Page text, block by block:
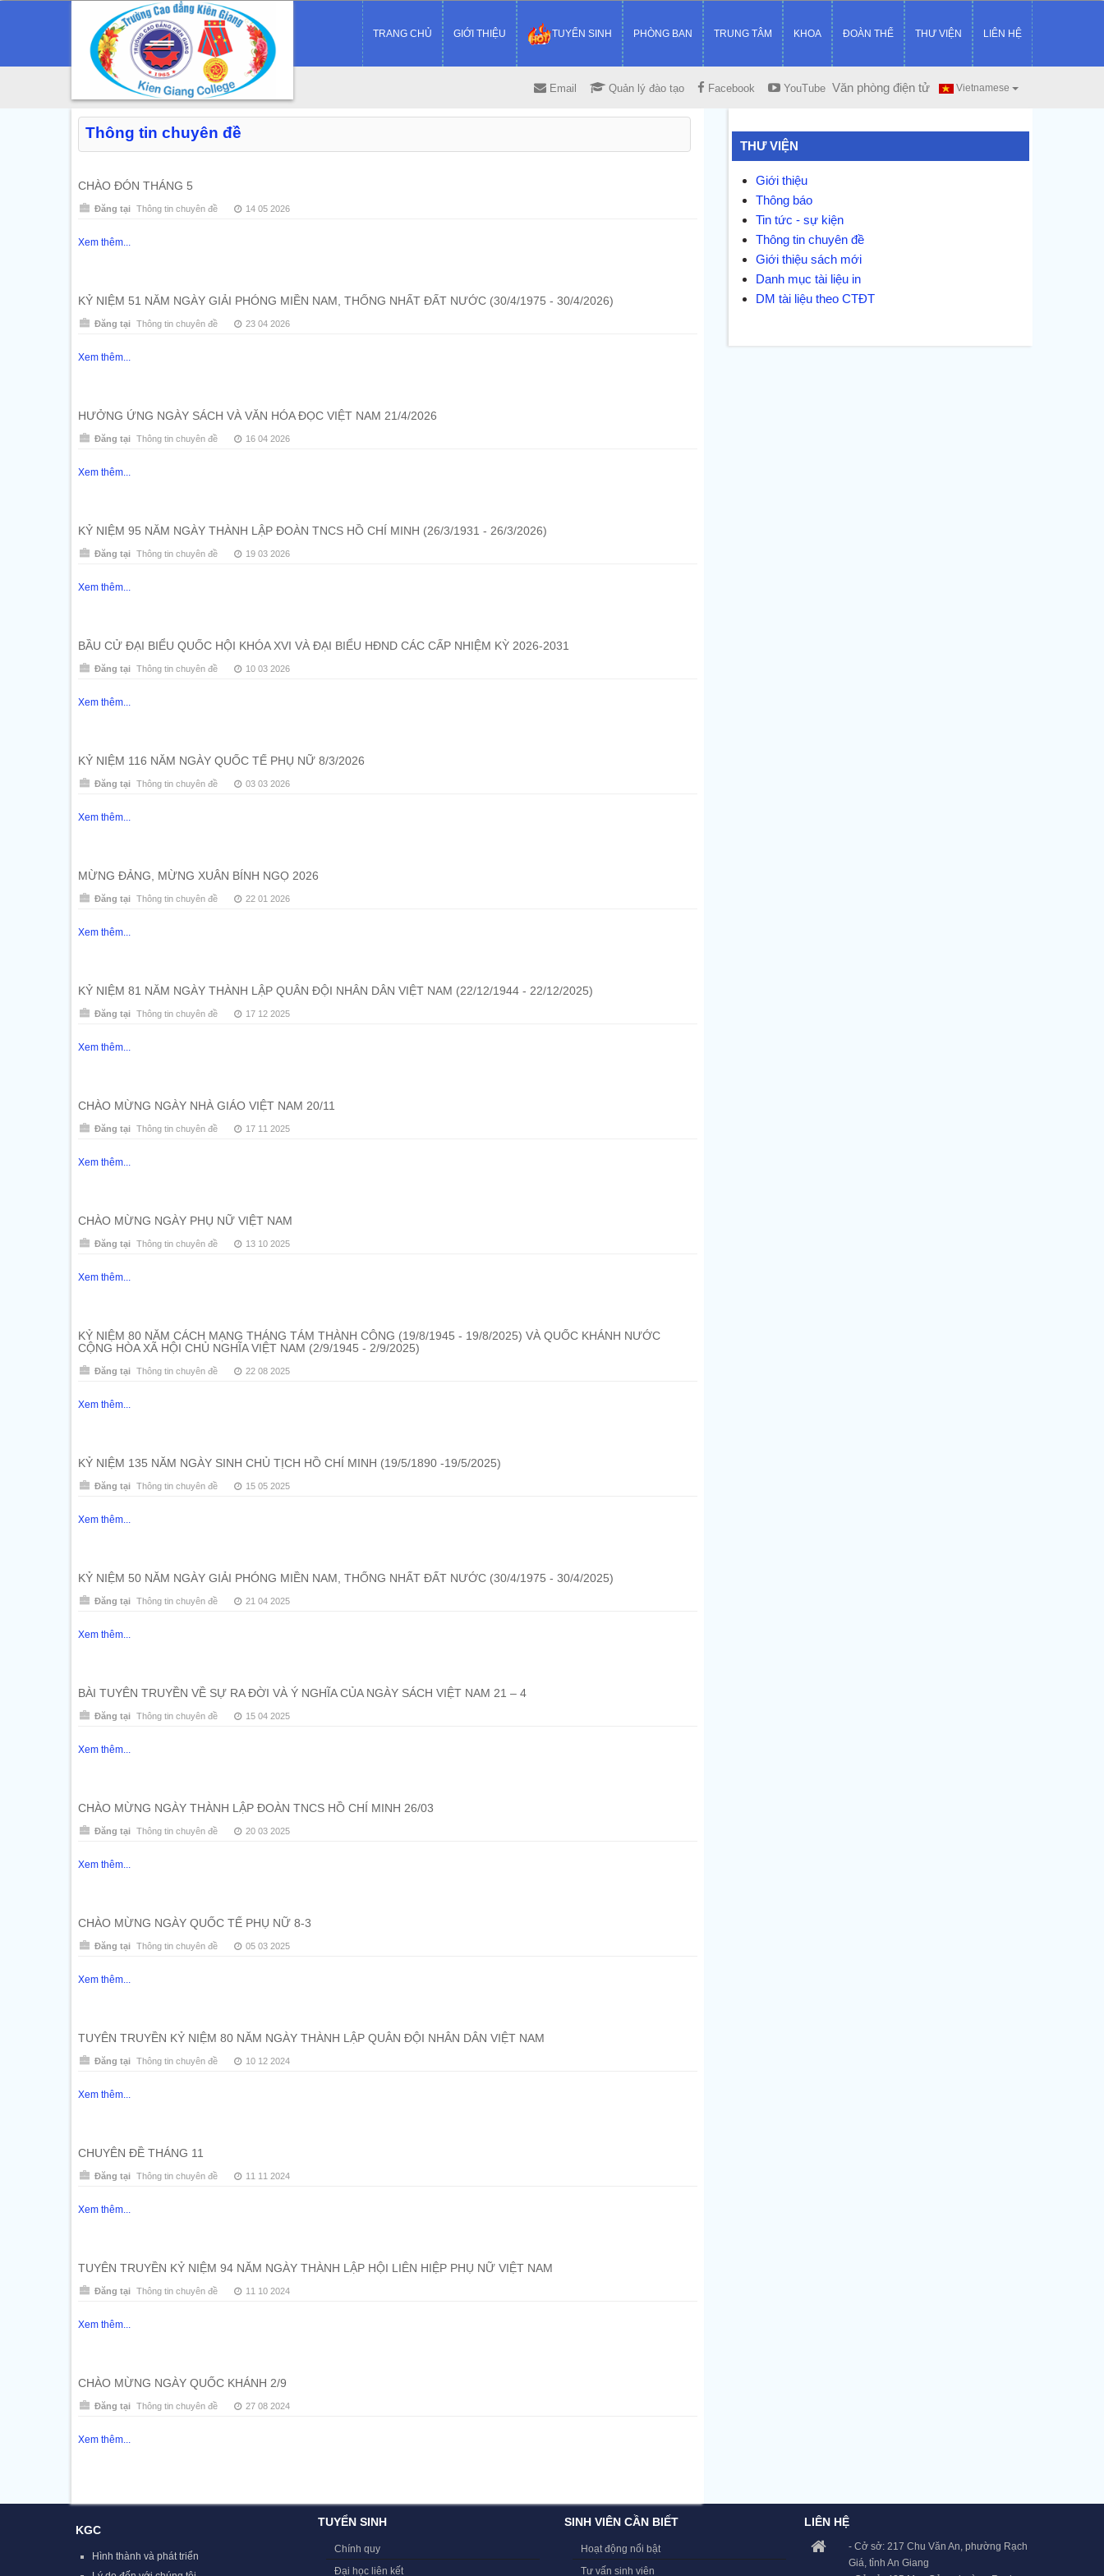
TRANG CHỦ GIỚI THIỆU TUYỂN SINH PHÒNG BAN TRUNG TÂM KHOA ĐOÀN THỂ THƯ VIỆN LIÊN HỆ
Vietnamese
Email Quản lý đào tạo Facebook YouTube Văn phòng điện tử
Thông tin chuyên đề
CHÀO ĐÓN THÁNG 5
Đăng tại Thông tin chuyên đề 14 05 2026
Xem thêm...
KỶ NIỆM 51 NĂM NGÀY GIẢI PHÓNG MIỀN NAM, THỐNG NHẤT ĐẤT NƯỚC (30/4/1975 - 30/4/2026)
Đăng tại Thông tin chuyên đề 23 04 2026
Xem thêm...
HƯỞNG ỨNG NGÀY SÁCH VÀ VĂN HÓA ĐỌC VIỆT NAM 21/4/2026
Đăng tại Thông tin chuyên đề 16 04 2026
Xem thêm...
KỶ NIỆM 95 NĂM NGÀY THÀNH LẬP ĐOÀN TNCS HỒ CHÍ MINH (26/3/1931 - 26/3/2026)
Đăng tại Thông tin chuyên đề 19 03 2026
Xem thêm...
BẦU CỬ ĐẠI BIỂU QUỐC HỘI KHÓA XVI VÀ ĐẠI BIỂU HĐND CÁC CẤP NHIỆM KỲ 2026-2031
Đăng tại Thông tin chuyên đề 10 03 2026
Xem thêm...
KỶ NIỆM 116 NĂM NGÀY QUỐC TẾ PHỤ NỮ 8/3/2026
Đăng tại Thông tin chuyên đề 03 03 2026
Xem thêm...
MỪNG ĐẢNG, MỪNG XUÂN BÍNH NGỌ 2026
Đăng tại Thông tin chuyên đề 22 01 2026
Xem thêm...
KỶ NIỆM 81 NĂM NGÀY THÀNH LẬP QUÂN ĐỘI NHÂN DÂN VIỆT NAM (22/12/1944 - 22/12/2025)
Đăng tại Thông tin chuyên đề 17 12 2025
Xem thêm...
CHÀO MỪNG NGÀY NHÀ GIÁO VIỆT NAM 20/11
Đăng tại Thông tin chuyên đề 17 11 2025
Xem thêm...
CHÀO MỪNG NGÀY PHỤ NỮ VIỆT NAM
Đăng tại Thông tin chuyên đề 13 10 2025
Xem thêm...
KỶ NIỆM 80 NĂM CÁCH MẠNG THÁNG TÁM THÀNH CÔNG (19/8/1945 - 19/8/2025) VÀ QUỐC KHÁNH NƯỚC
CỘNG HÒA XÃ HỘI CHỦ NGHĨA VIỆT NAM (2/9/1945 - 2/9/2025)
Đăng tại Thông tin chuyên đề 22 08 2025
Xem thêm...
KỶ NIỆM 135 NĂM NGÀY SINH CHỦ TỊCH HỒ CHÍ MINH (19/5/1890 -19/5/2025)
Đăng tại Thông tin chuyên đề 15 05 2025
Xem thêm...
KỶ NIỆM 50 NĂM NGÀY GIẢI PHÓNG MIỀN NAM, THỐNG NHẤT ĐẤT NƯỚC (30/4/1975 - 30/4/2025)
Đăng tại Thông tin chuyên đề 21 04 2025
Xem thêm...
BÀI TUYÊN TRUYỀN VỀ SỰ RA ĐỜI VÀ Ý NGHĨA CỦA NGÀY SÁCH VIỆT NAM 21 – 4
Đăng tại Thông tin chuyên đề 15 04 2025
Xem thêm...
CHÀO MỪNG NGÀY THÀNH LẬP ĐOÀN TNCS HỒ CHÍ MINH 26/03
Đăng tại Thông tin chuyên đề 20 03 2025
Xem thêm...
CHÀO MỪNG NGÀY QUỐC TẾ PHỤ NỮ 8-3
Đăng tại Thông tin chuyên đề 05 03 2025
Xem thêm...
TUYÊN TRUYỀN KỶ NIỆM 80 NĂM NGÀY THÀNH LẬP QUÂN ĐỘI NHÂN DÂN VIỆT NAM
Đăng tại Thông tin chuyên đề 10 12 2024
Xem thêm...
CHUYÊN ĐỀ THÁNG 11
Đăng tại Thông tin chuyên đề 11 11 2024
Xem thêm...
TUYÊN TRUYỀN KỶ NIỆM 94 NĂM NGÀY THÀNH LẬP HỘI LIÊN HIỆP PHỤ NỮ VIỆT NAM
Đăng tại Thông tin chuyên đề 11 10 2024
Xem thêm...
CHÀO MỪNG NGÀY QUỐC KHÁNH 2/9
Đăng tại Thông tin chuyên đề 27 08 2024
Xem thêm...
THƯ VIỆN
Giới thiệu
Thông báo
Tin tức - sự kiện
Thông tin chuyên đề
Giới thiệu sách mới
Danh mục tài liệu in
DM tài liệu theo CTĐT
KGC
Hình thành và phát triển
TUYỂN SINH
Chính quy
Đại học liên kết
SINH VIÊN CẦN BIẾT
Hoạt động nổi bật
Tư vấn sinh viên
LIÊN HỆ
- Cở sở: 217 Chu Văn An, phường Rạch
Giá, tỉnh An Giang